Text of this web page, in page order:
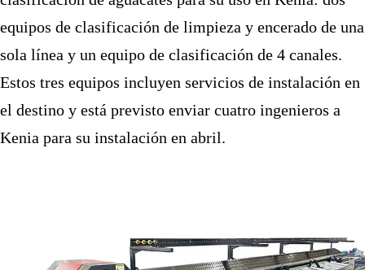
equipos de clasificación de limpieza y encerado de una
sola línea y un equipo de clasificación de 4 canales.
Estos tres equipos incluyen servicios de instalación en
el destino y está previsto enviar cuatro ingenieros a
Kenia para su instalación en abril.